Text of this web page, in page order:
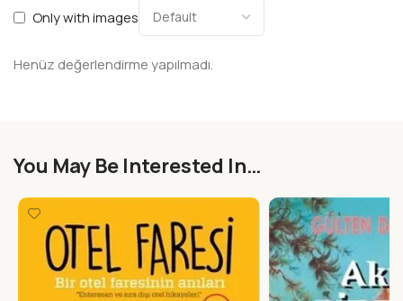
Only with images
Henüz değerlendirme yapılmadı.
You May Be Interested In…